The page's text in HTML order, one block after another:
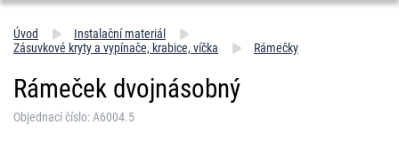
Úvod
Instalační materiál
Zásuvkové kryty a vypínače, krabice, víčka
Rámečky
Rámeček dvojnásobný
Objednací číslo: A6004.5